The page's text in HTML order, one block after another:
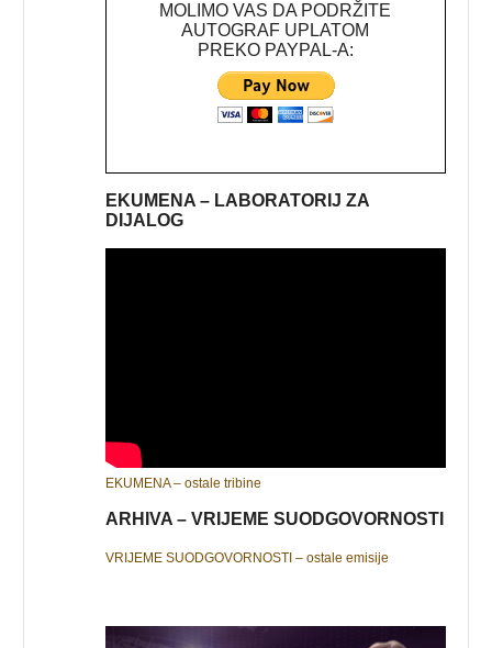
MOLIMO VAS DA PODRŽITE
AUTOGRAF UPLATOM
PREKO PAYPAL-A:
EKUMENA – LABORATORIJ ZA
DIJALOG
EKUMENA – ostale tribine
ARHIVA – VRIJEME SUODGOVORNOSTI
VRIJEME SUODGOVORNOSTI – ostale emisije